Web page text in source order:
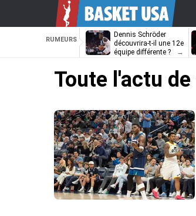
RUMEURS
Dennis Schröder
découvrira-t-il une 12e
équipe différente ?
Toute l'actu de